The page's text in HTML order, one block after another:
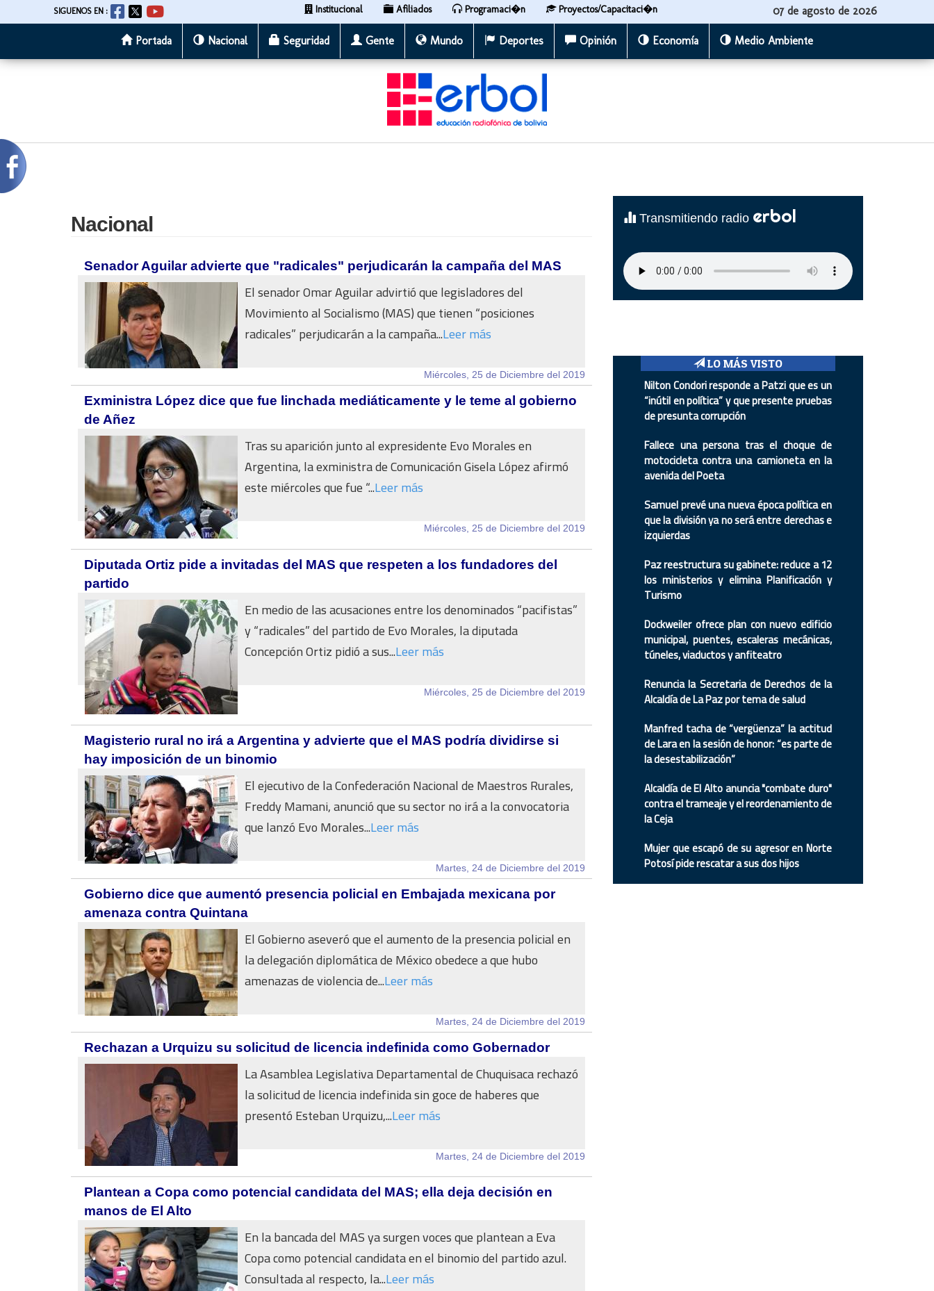
al
SIGUENOS EN : Institucional Afiliados Programaci�n Proyectos/Capacitaci�n 07 de agosto de 2026
Portada Nacional Seguridad Gente Mundo Deportes Opinión Economía Medio Ambiente
Nacional
Senador Aguilar advierte que "radicales" perjudicarán la campaña del MAS
El senador Omar Aguilar advirtió que legisladores del
Movimiento al Socialismo (MAS) que tienen “posiciones
radicales” perjudicarán a la campaña...Leer más
Miércoles, 25 de Diciembre del 2019
Exministra López dice que fue linchada mediáticamente y le teme al gobierno
de Añez
Tras su aparición junto al expresidente Evo Morales en
Argentina, la exministra de Comunicación Gisela López afirmó
este miércoles que fue “...Leer más
Miércoles, 25 de Diciembre del 2019
Diputada Ortiz pide a invitadas del MAS que respeten a los fundadores del
partido
En medio de las acusaciones entre los denominados “pacifistas”
y “radicales” del partido de Evo Morales, la diputada
Concepción Ortiz pidió a sus...Leer más
Miércoles, 25 de Diciembre del 2019
Magisterio rural no irá a Argentina y advierte que el MAS podría dividirse si
hay imposición de un binomio
El ejecutivo de la Confederación Nacional de Maestros Rurales,
Freddy Mamani, anunció que su sector no irá a la convocatoria
que lanzó Evo Morales...Leer más
Martes, 24 de Diciembre del 2019
Gobierno dice que aumentó presencia policial en Embajada mexicana por
amenaza contra Quintana
El Gobierno aseveró que el aumento de la presencia policial en
la delegación diplomática de México obedece a que hubo
amenazas de violencia de...Leer más
Martes, 24 de Diciembre del 2019
Rechazan a Urquizu su solicitud de licencia indefinida como Gobernador
La Asamblea Legislativa Departamental de Chuquisaca rechazó
la solicitud de licencia indefinida sin goce de haberes que
presentó Esteban Urquizu,...Leer más
Martes, 24 de Diciembre del 2019
Plantean a Copa como potencial candidata del MAS; ella deja decisión en
manos de El Alto
En la bancada del MAS ya surgen voces que plantean a Eva
Copa como potencial candidata en el binomio del partido azul.
Consultada al respecto, la...Leer más
Transmitiendo radio erbol
LO MÁS VISTO
Nilton Condori responde a Patzi que es un
“inútil en política” y que presente pruebas
de presunta corrupción
Fallece una persona tras el choque de
motocicleta contra una camioneta en la
avenida del Poeta
Samuel prevé una nueva época política en
que la división ya no será entre derechas e
izquierdas
Paz reestructura su gabinete: reduce a 12
los ministerios y elimina Planificación y
Turismo
Dockweiler ofrece plan con nuevo edificio
municipal, puentes, escaleras mecánicas,
túneles, viaductos y anfiteatro
Renuncia la Secretaria de Derechos de la
Alcaldía de La Paz por tema de salud
Manfred tacha de “vergüenza” la actitud
de Lara en la sesión de honor: “es parte de
la desestabilización”
Alcaldía de El Alto anuncia "combate duro"
contra el trameaje y el reordenamiento de
la Ceja
Mujer que escapó de su agresor en Norte
Potosí pide rescatar a sus dos hijos